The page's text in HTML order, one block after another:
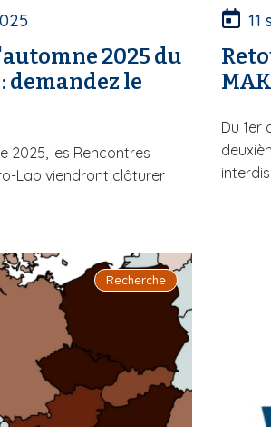
2025 du
demandez le
2025, les Rencontres
Lab viendront clôturer
11
Du 1er
Recherche